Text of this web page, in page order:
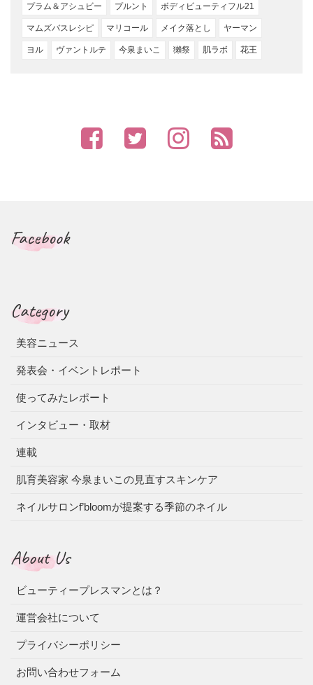
プラム＆アシュビー プルント ボディビューティフル21
マムズバスレシピ マリコール メイク落とし ヤーマン
ヨル ヴァントルテ 今泉まいこ 獺祭 肌ラボ 花王
Facebook
Category
美容ニュース
発表会・イベントレポート
使ってみたレポート
インタビュー・取材
連載
肌育美容家 今泉まいこの見直すスキンケア
ネイルサロンf’bloomが提案する季節のネイル
About Us
ビューティープレスマンとは？
運営会社について
プライバシーポリシー
お問い合わせフォーム